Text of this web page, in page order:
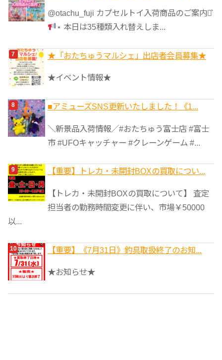
@otachu_fuji カプセルトイ入荷商品のご案内⋆͛
⋆ 本日は35種類入れ替えしま...
★「おたちゅうマルシェ」出店者会員募集★
★イベント情報★
■アミューズSNS更新いたしました！《1...
＼新景品入荷情報／#おたちゅう富士店 #富士
市 #UFOキャッチャー #クレーンゲーム #...
【重要】トレカ・未開封BOXの買取につい...
【トレカ・未開封BOXの買取について】 査定
担当者の勤務時間変更に伴い、市場￥50000
以...
【重要】《7月31日》釣具取扱終了のお知...
★お知らせ★